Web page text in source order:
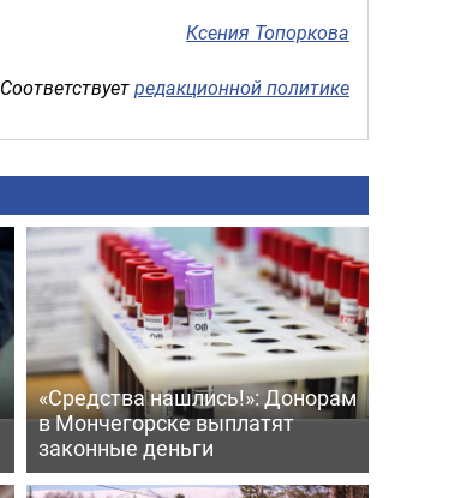
Ксения Топоркова
Соответствуетредакционной политике
«Средства нашлись!»: Донорам
в Мончегорске выплатят
законные деньги